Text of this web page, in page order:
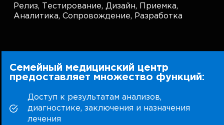
Релиз, Тестирование,Дизайн,
Приемка,
Аналитика,Сопровождение, Разработка
Семейный медицинский центр
предоставляет множество функций:
Доступ к результатам анализов,
диагностике, заключения и назначения
лечения